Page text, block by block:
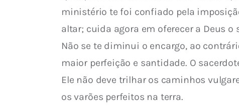
ministério te foi confiado pela
altar; cuida agora em oferecer a Deus
Não se te diminui o encargo, ao
maior perfeição e santidade. O
Ele não deve trilhar os caminhos
os varões perfeitos na terra.